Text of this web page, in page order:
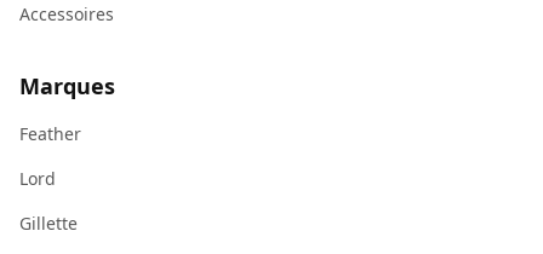
Accessoires
Marques
Feather
Lord
Gillette